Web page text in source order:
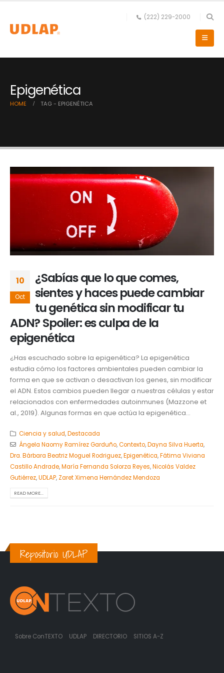
(222) 229-2000
Epigenética
HOME TAG - EPIGENÉTICA
10
Oct
¿Sabías que lo que comes,
sientes y haces puede cambiar
tu genética sin modificar tu
ADN? Spoiler: es culpa de la
epigenética
¿Has escuchado sobre la epigenética? La epigenética
estudia cómo los factores ambientales pueden cambiar la
forma en que se activan o desactivan los genes, sin modificar
el ADN. Estos cambios pueden llegar a nuestras células y estar
relacionados con enfermedades autoinmunes (Mazzone et
al., 2019). Algunas formas en que actúa la epigenética...
Ciencia y salud,Destacada
Ángela Naomy Ramírez Garduño,Contexto,Dayna Silva Huerta,
Dra. Bárbara Beatriz Moguel Rodriguez,Epigenética,Fátima Viviana
Castillo Andrade,María Fernanda Solorza Reyes,Nicolás Valdez
Gutiérrez,UDLAP, Zaret Ximena Hernández Mendoza
READ MORE...
Repositorio UDLAP
Sobre ConTEXTO UDLAP DIRECTORIO SITIOS A-Z